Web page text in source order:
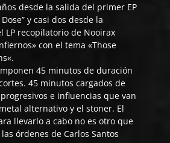
desde la salida del primer EP
” y casi dos desde la
LP recopilatorio de Nooirax
con el tema «Those
«.
45 minutos de duración
45 minutos cargados de
e influencias que van
alternativo y el stoner. El
llevarlo a cabo no es otro que
las órdenes de Carlos Santos